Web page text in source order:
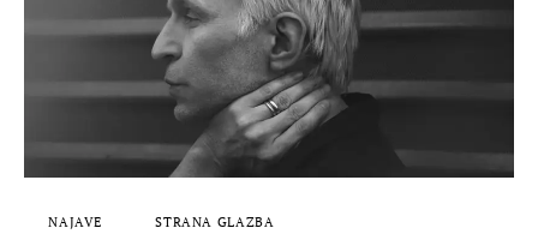
NAJAVE STRANA GLAZBA